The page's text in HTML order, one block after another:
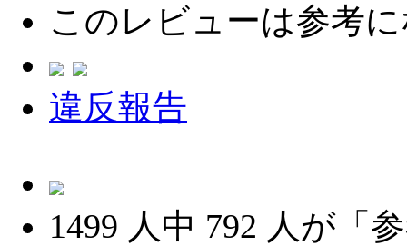
このレビューは参考
違反報告
1499 人中 792 人が「